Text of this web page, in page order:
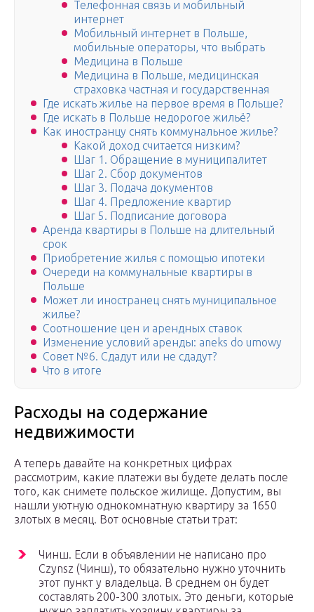
Телефонная связь и мобильный
интернет
Мобильный интернет в Польше,
мобильные операторы, что выбрать
Медицина в Польше
Медицина в Польше, медицинская
страховка частная и государственная
Где искать жилье на первое время в Польше?
Где искать в Польше недорогое жильё?
Как иностранцу снять коммунальное жилье?
Какой доход считается низким?
Шаг 1. Обращение в муниципалитет
Шаг 2. Сбор документов
Шаг 3. Подача документов
Шаг 4. Предложение квартир
Шаг 5. Подписание договора
Аренда квартиры в Польше на длительный
срок
Приобретение жилья с помощью ипотеки
Очереди на коммунальные квартиры в
Польше
Может ли иностранец снять муниципальное
жилье?
Соотношение цен и арендных ставок
Изменение условий аренды: aneks do umowy
Совет №6. Сдадут или не сдадут?
Что в итоге
Расходы на содержание
недвижимости
А теперь давайте на конкретных цифрах
рассмотрим, какие платежи вы будете делать после
того, как снимете польское жилище. Допустим, вы
нашли уютную однокомнатную квартиру за 1650
злотых в месяц. Вот основные статьи трат:
Чинш. Если в объявлении не написано про
Сzynsz (Чинш), то обязательно нужно уточнить
этот пункт у владельца. В среднем он будет
составлять 200-300 злотых. Это деньги, которые